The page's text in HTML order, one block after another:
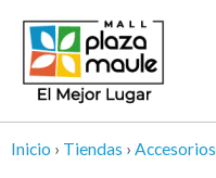
contenido
Inicio › Tiendas › Accesorios